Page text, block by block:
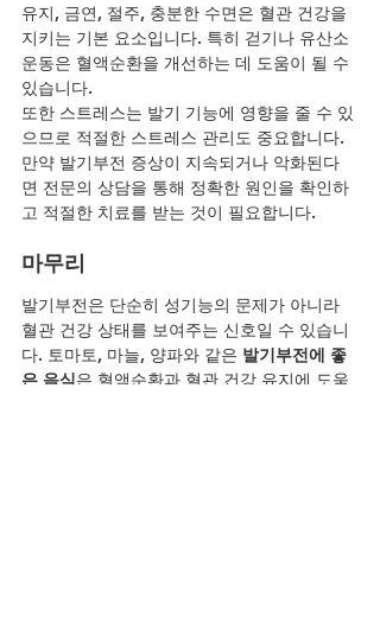
유지, 금연, 절주, 충분한 수면은 혈관 건강을
지키는 기본 요소입니다. 특히 걷기나 유산소
운동은 혈액순환을 개선하는 데 도움이 될 수
있습니다.
또한 스트레스는 발기 기능에 영향을 줄 수 있
으므로 적절한 스트레스 관리도 중요합니다.
만약 발기부전 증상이 지속되거나 악화된다
면 전문의 상담을 통해 정확한 원인을 확인하
고 적절한 치료를 받는 것이 필요합니다.
마무리
발기부전은 단순히 성기능의 문제가 아니라
혈관 건강 상태를 보여주는 신호일 수 있습니
다. 토마토, 마늘, 양파와 같은 발기부전에 좋
은 음식은 혈액순환과 혈관 건강 유지에 도움